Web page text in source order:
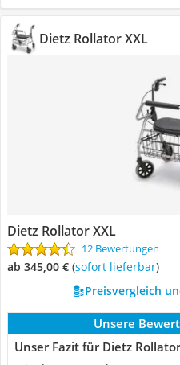
Dietz Rollator XXL
Dietz Rollator XXL
12 Bewertungen
ab 345,00 € ( Sofort lieferbar)
Preisvergleich
Unsere
Unser Fazit für Dietz Rollator